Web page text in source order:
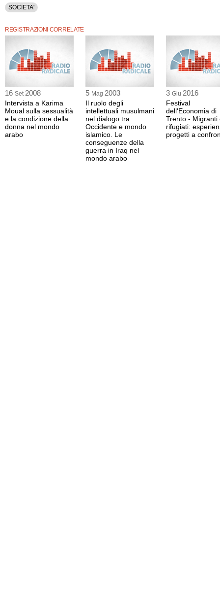
La registrazione audio di questo convegno ha una durata di 6 ore e 3 minuti.
SOCIETA'
REGISTRAZIONI CORRELATE
16 Set 2008
Intervista a Karima
Moual sulla sessualità
e la condizione della
donna nel mondo
arabo
5 Mag 2003
Il ruolo degli
intellettuali musulmani
nel dialogo tra
Occidente e mondo
islamico. Le
conseguenze della
guerra in Iraq nel
mondo arabo
3 Giu 2016
Festival
dell'Economia di
Trento - Migranti
rifugiati:
progetti a